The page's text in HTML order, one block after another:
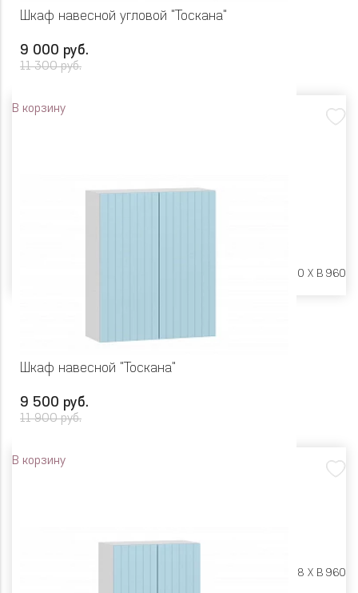
Шкаф навесной угловой "Тоскана"
9 000 руб.
11 300 руб.
В корзину
Ш 600 X Г 600 X В 960
Шкаф навесной "Тоскана"
9 500 руб.
11 900 руб.
В корзину
Ш 800 X Г 318 X В 960